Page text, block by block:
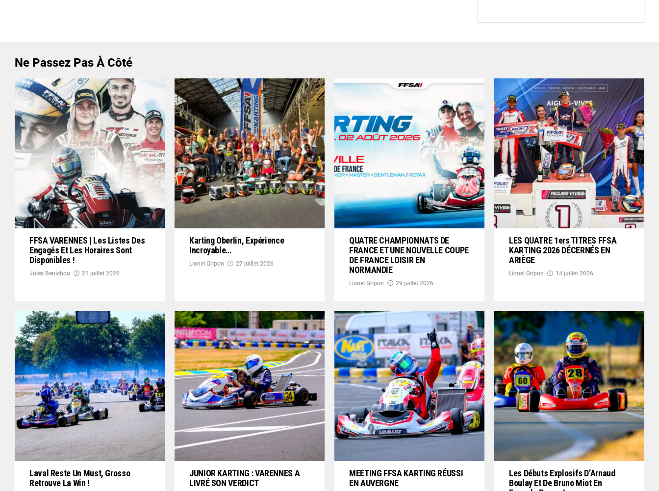
Ne Passez Pas À Côté
FFSA VARENNES | Les Listes Des
Engagés Et Les Horaires Sont
Disponibles !
Jules Benichou 21 juillet 2026
Karting Oberlin, Expérience
Incroyable…
Lionel Gripon 27 juillet 2026
QUATRE CHAMPIONNATS DE
FRANCE ET UNE NOUVELLE COUPE
DE FRANCE LOISIR EN
NORMANDIE
Lionel Gripon 29 juillet 2026
LES QUATRE 1ers TITRES FFSA
KARTING 2026 DÉCERNÉS EN
ARIÈGE
Lionel Gripon 14 juillet 2026
Laval Reste Un Must, Grosso
Retrouve La Win !
JUNIOR KARTING : VARENNES A
LIVRÉ SON VERDICT
MEETING FFSA KARTING RÉUSSI
EN AUVERGNE
Les Débuts Explosifs D’Arnaud
Boulay Et De Bruno Miot En